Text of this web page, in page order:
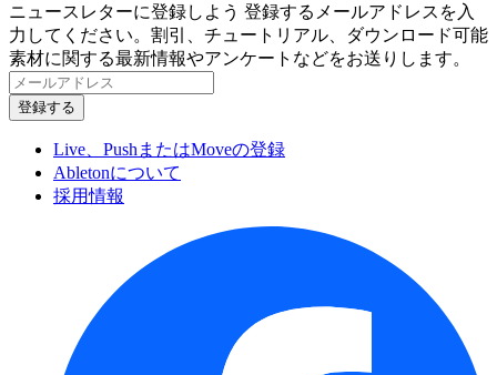
ニュースレターに登録しよう 登録するメールアドレスを入
力してください。割引、チュートリアル、ダウンロード可能
素材に関する最新情報やアンケートなどをお送りします。
Live、PushまたはMoveの登録
Abletonについて
採用情報